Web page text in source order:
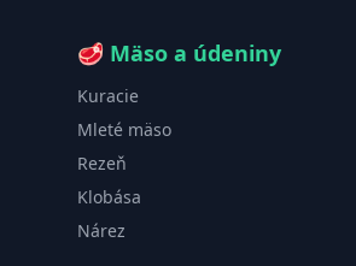
🥩 Mäso a údeniny
Kuracie
Mleté mäso
Rezeň
Klobása
Nárez